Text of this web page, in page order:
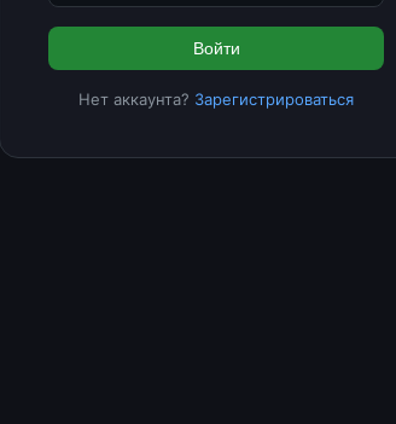
Войти
Нет аккаунта? Зарегистрироваться